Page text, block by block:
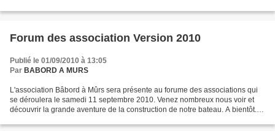
Forum des association Version 2010
Publié le 01/09/2010 à 13:05
Par BABORD A MURS
L'association Bâbord à Mûrs sera présente au forume des associations qui
se déroulera le samedi 11 septembre 2010. Venez nombreux nous voir et
découvrir la grande aventure de la construction de notre bateau. A bientôt.